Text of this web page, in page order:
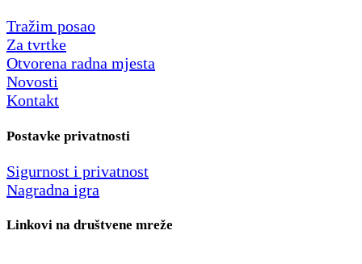
Tražim posao
Za tvrtke
Otvorena radna mjesta
Novosti
Kontakt
Postavke privatnosti
Sigurnost i privatnost
Nagradna igra
Linkovi na društvene mreže